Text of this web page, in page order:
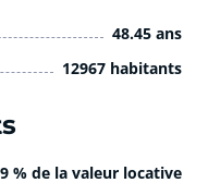
48.45 ans
12967 habitants
% de la valeur locative